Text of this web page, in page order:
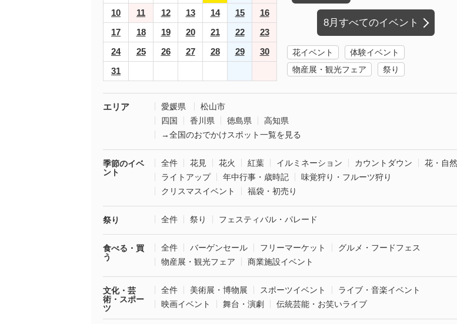
10
11 12 13 14 15
16
17
18 19 20 21 22
23
24
25 26 27 28 29
30
31
8月すべてのイベント
花イベント
体験イベント
物産展・観光フェア
祭り
エリア 愛媛県
松山市
四国
香川県 徳島県
高知県
→全国のおでかけスポット一覧を見る
季節のイベ
ント
全件 花見 花火 紅葉 イルミネーション カウントダウン
花・自然
ライトアップ
年中行事・歳時記
味覚狩り・フルーツ狩り
クリスマスイベント
福袋・初売り
祭り 全件 祭り フェスティバル・パレード
食べる・買
う
全件 バーゲンセール フリーマーケット
グルメ・フードフェス
物産展・観光フェア
商業施設イベント
文化・芸
術・スポー
ツ
全件 美術展・博物展 スポーツイベント
ライブ・音楽イベント
映画イベント
舞台・演劇 伝統芸能・お笑いライブ